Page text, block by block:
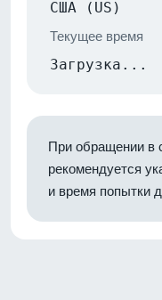
США (US)
Текущее время
Загрузка...
При обращении в
рекомендуется
и время попытки